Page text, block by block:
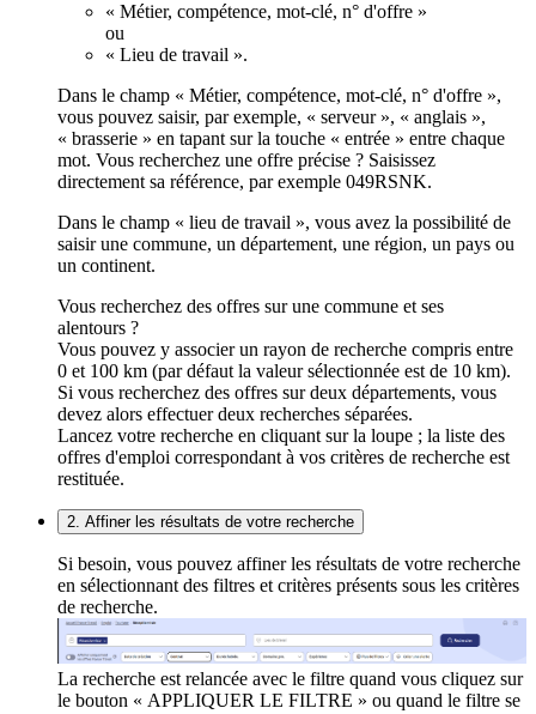
« Métier, compétence, mot-clé, n° d'offre »
ou
« Lieu de travail ».
Dans le champ « Métier, compétence, mot-clé, n° d'offre »,
vous pouvez saisir, par exemple, « serveur », « anglais »,
« brasserie » en tapant sur la touche « entrée » entre chaque
mot. Vous recherchez une offre précise ? Saisissez
directement sa référence, par exemple 049RSNK.
Dans le champ « lieu de travail », vous avez la possibilité de
saisir une commune, un département, une région, un pays ou
un continent.
Vous recherchez des offres sur une commune et ses
alentours ?
Vous pouvez y associer un rayon de recherche compris entre
0 et 100 km (par défaut la valeur sélectionnée est de 10 km).
Si vous recherchez des offres sur deux départements, vous
devez alors effectuer deux recherches séparées.
Lancez votre recherche en cliquant sur la loupe ; la liste des
offres d'emploi correspondant à vos critères de recherche est
restituée.
2. Affiner les résultats de votre recherche
Si besoin, vous pouvez affiner les résultats de votre recherche
en sélectionnant des filtres et critères présents sous les critères
de recherche.
La recherche est relancée avec le filtre quand vous cliquez sur
le bouton « APPLIQUER LE FILTRE » ou quand le filtre se